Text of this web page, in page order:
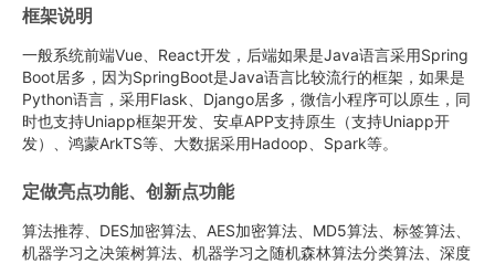
框架说明
一般系统前端Vue、React开发，后端如果是Java语言采用Spring
Boot居多，因为SpringBoot是Java语言比较流行的框架，如果是
Python语言，采用Flask、Django居多，微信小程序可以原生，同
时也支持Uniapp框架开发、安卓APP支持原生（支持Uniapp开
发）、鸿蒙ArkTS等、大数据采用Hadoop、Spark等。
定做亮点功能、创新点功能
算法推荐、DES加密算法、AES加密算法、MD5算法、标签算法、
机器学习之决策树算法、机器学习之随机森林算法分类算法、深度